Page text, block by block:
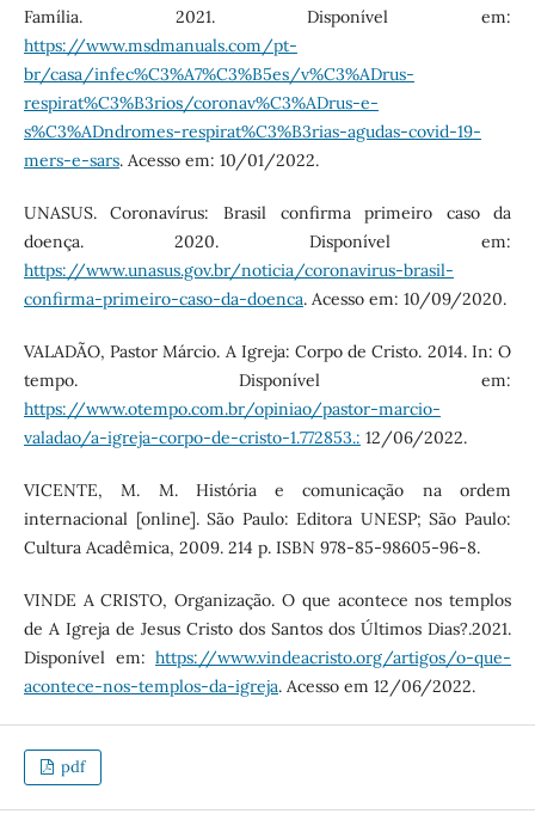
Família. 2021. Disponível em:
https://www.msdmanuals.com/pt-
br/casa/infec%C3%A7%C3%B5es/v%C3%ADrus-
respirat%C3%B3rios/coronav%C3%ADrus-e-
s%C3%ADndromes-respirat%C3%B3rias-agudas-covid-19-
mers-e-sars. Acesso em: 10/01/2022.
UNASUS. Coronavírus: Brasil confirma primeiro caso da
doença. 2020. Disponível em:
https://www.unasus.gov.br/noticia/coronavirus-brasil-
confirma-primeiro-caso-da-doenca. Acesso em: 10/09/2020.
VALADÃO, Pastor Márcio. A Igreja: Corpo de Cristo. 2014. In: O
tempo. Disponível em:
https://www.otempo.com.br/opiniao/pastor-marcio-
valadao/a-igreja-corpo-de-cristo-1.772853.: 12/06/2022.
VICENTE, M. M. História e comunicação na ordem
internacional [online]. São Paulo: Editora UNESP; São Paulo:
Cultura Acadêmica, 2009. 214 p. ISBN 978-85-98605-96-8.
VINDE A CRISTO, Organização. O que acontece nos templos
de A Igreja de Jesus Cristo dos Santos dos Últimos Dias?.2021.
Disponível em:https://www.vindeacristo.org/artigos/o-que-
acontece-nos-templos-da-igreja. Acesso em 12/06/2022.
pdf